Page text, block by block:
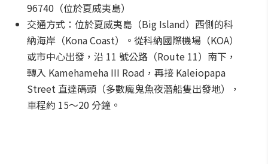
96740（位於夏威夷島）
交通方式：位於夏威夷島（Big Island）西側的科
納海岸（Kona Coast）。從科納國際機場（KOA）
或市中心出發，沿 11 號公路（Route 11）南下，
轉入 Kamehameha III Road，再接 Kaleiopapa
Street 直達碼頭（多數魔鬼魚夜潛船隻出發地），
車程約 15～20 分鐘。